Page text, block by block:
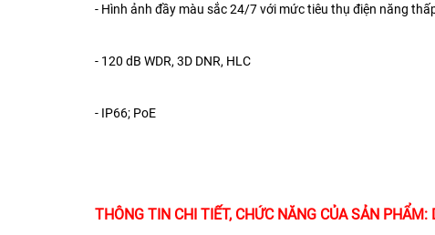
- Hình ảnh đầy màu sắc 24/7 với mức tiêu thụ điện năng
- 120 dB WDR, 3D DNR, HLC
- IP66; PoE
THÔNG TIN CHI TIẾT, CHỨC NĂNG CỦA SẢN